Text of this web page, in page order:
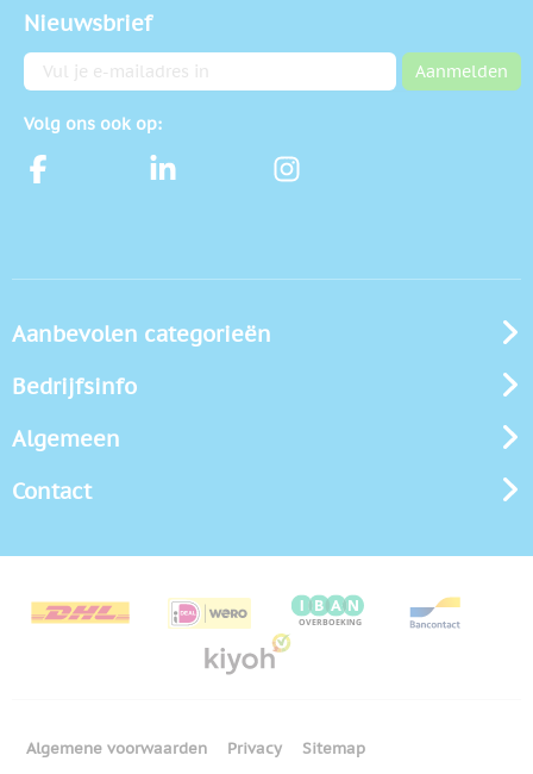
Nieuwsbrief
E-mailadres Aanmelden
Volg ons ook op:
Aanbevolen categorieën
Bedrijfsinfo
Algemeen
Contact
Algemene voorwaarden Privacy Sitemap